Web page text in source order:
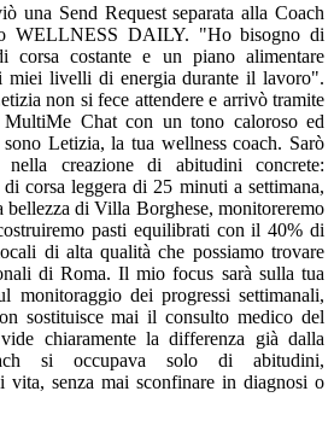
una Send Request separata alla Coach
WELLNESS DAILY. "Ho bisogno di
corsa costante e un piano alimentare
miei livelli di energia durante il lavoro".
non si fece attendere e arrivò tramite
MultiMe Chat con un tono caloroso ed
Letizia, la tua wellness coach. Sarò
nella creazione di abitudini concrete:
corsa leggera di 25 minuti a settimana,
bellezza di Villa Borghese, monitoreremo
pasti equilibrati con il 40% di
di alta qualità che possiamo trovare
di Roma. Il mio focus sarà sulla tua
monitoraggio dei progressi settimanali,
sostituisce mai il consulto medico del
chiaramente la differenza già dalla
si occupava solo di abitudini,
vita, senza mai sconfinare in diagnosi o